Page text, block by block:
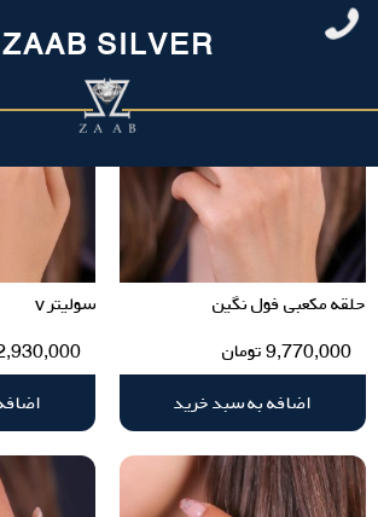
ZAAB SILVER
حلقه مکعبی فول نگین
9,770,000تومان
اضافه به سبد خرید
سولیتر v